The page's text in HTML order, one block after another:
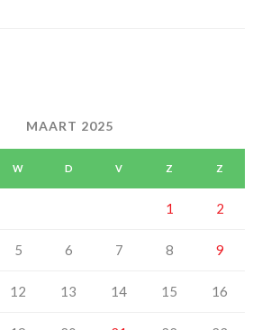
MAART 2025
W D V Z Z
1 2
5 6 7 8 9
12 13 14 15 16